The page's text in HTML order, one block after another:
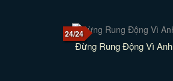
24/24
Đừng Rung Động Vì Anh